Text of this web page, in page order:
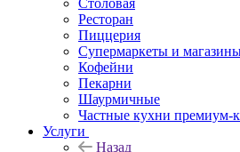
Столовая
Ресторан
Пиццерия
Супермаркеты и
Кофейни
Пекарни
Шаурмичные
Частные кухни премиум-
Услуги
Назад